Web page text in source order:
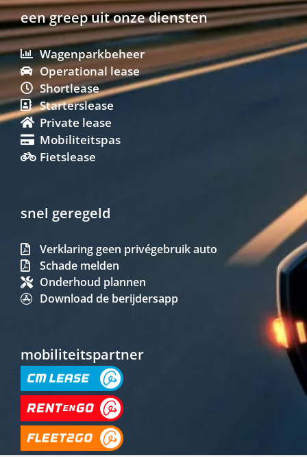
een greep uit onze diensten
Wagenparkbeheer
Operational lease
Shortlease
Starterslease
Private lease
Mobiliteitspas
Fietslease
snel geregeld
Verklaring geen privégebruik auto
Schade melden
Onderhoud plannen
Download de berijdersapp
mobiliteitspartner